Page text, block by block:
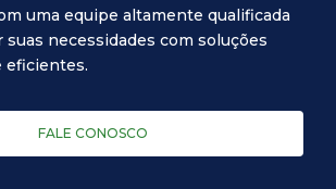
uma equipe altamente qualificada
suas necessidades com soluções
eficientes.
FALE CONOSCO